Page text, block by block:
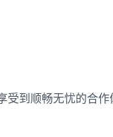
到顺畅无忧的合作